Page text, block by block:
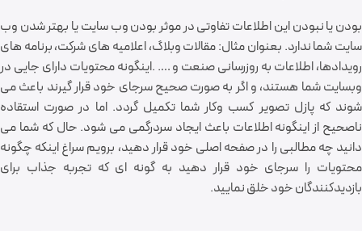
بودن یا نبودن این اطلاعات تفاوتی در موثر بودن وب سایت یا بهتر شدن وب
سایت شما ندارد. بعنوان مثال: مقالات وبلاگ، اعلامیه های شرکت، برنامه های
رویدادها، اطلاعات به روزرسانی صنعت و …. .اینگونه محتویات دارای جایی در
وبسایت شما هستند، و اگر به صورت صحیح سرجای خود قرار گیرند باعث می
شوند که پازل تصویر کسب وکار شما تکمیل گردد. اما در صورت استقاده
ناصحیح از اینگونه اطلاعات باعث ایجاد سردرگمی می شود. حال که شما می
دانید چه مطالبی را در صفحه اصلی خود قرار دهید، برویم سراغ اینکه چگونه
محتویات را سرجای خود قرار دهید به گونه ای که تجربه جذاب برای
بازدیدکنندگان خود خلق نمایید.